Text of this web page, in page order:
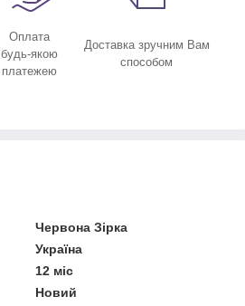
Оплата
будь-якою
платежею
Доставка зручним Вам
способом
Червона Зірка
Україна
12 міс
Новий